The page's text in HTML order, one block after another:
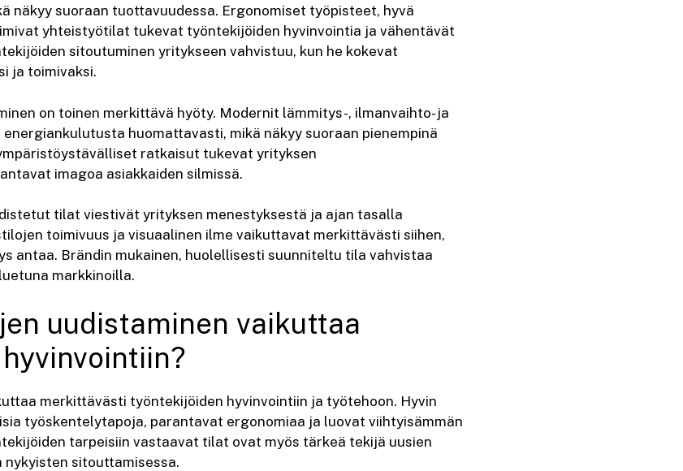
näkyy suoraan tuottavuudessa. Ergonomiset työpisteet, hyvä
yhteistyötilat tukevat työntekijöiden hyvinvointia ja vähentävät
sitoutuminen yritykseen vahvistuu, kun he kokevat
ja toimivaksi.
on toinen merkittävä hyöty. Modernit lämmitys-, ilmanvaihto- ja
huomattavasti, mikä näkyy suoraan pienempinä
ratkaisut tukevat yrityksen
imagoa asiakkaiden silmissä.
tilat viestivät yrityksen menestyksestä ja ajan tasalla
toimivuus ja visuaalinen ilme vaikuttavat merkittävästi siihen,
antaa. Brändin mukainen, huolellisesti suunniteltu tila vahvistaa
markkinoilla.
uudistaminen vaikuttaa
merkittävästi työntekijöiden hyvinvointiin ja työtehoon. Hyvin
työskentelytapoja, parantavat ergonomiaa ja luovat viihtyisämmän
tarpeisiin vastaavat tilat ovat myös tärkeä tekijä uusien
sitouttamisessa.